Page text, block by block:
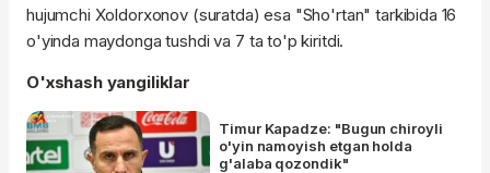
hujumchi Xoldorxonov (suratda) esa "Sho'rtan" tarkibida 16
o'yinda maydonga tushdi va 7 ta to'p kiritdi.
O'xshash yangiliklar
Timur Kapadze: "Bugun chiroyli
o'yin namoyish etgan holda
g'alaba qozondik"